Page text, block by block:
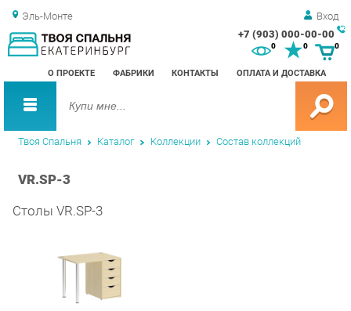
Эль-Монте Вход
+7 (903) 000-00-00
О ПРОЕКТЕ ФАБРИКИ КОНТАКТЫ ОПЛАТА И ДОСТАВКА
0 0
Твоя Спальня Каталог Коллекции Состав коллекций
VR.SP-3
Столы VR.SP-3